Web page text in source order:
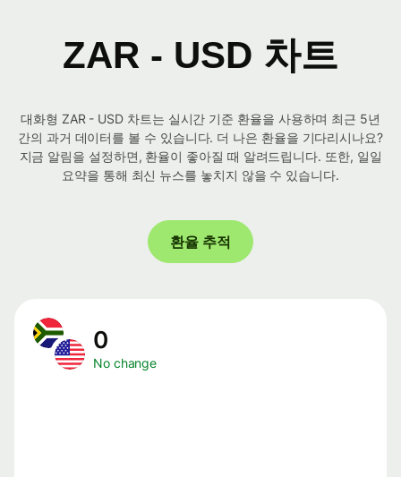
ZAR - USD 차트
대화형 ZAR - USD 차트는 실시간 기준 환율을 사용하며 최근 5년
간의 과거 데이터를 볼 수 있습니다. 더 나은 환율을 기다리시나요?
지금 알림을 설정하면, 환율이 좋아질 때 알려드립니다. 또한, 일일
요약을 통해 최신 뉴스를 놓치지 않을 수 있습니다.
환율 추적
0
No change